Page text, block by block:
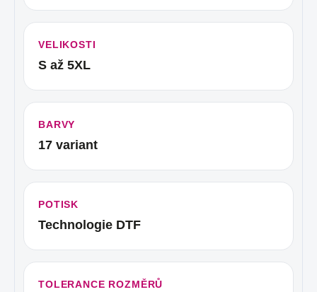
VELIKOSTI
S až 5XL
BARVY
17 variant
POTISK
Technologie DTF
TOLERANCE ROZMĚRŮ